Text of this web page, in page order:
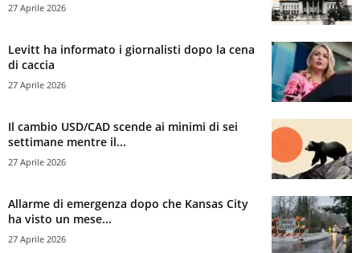
27 Aprile 2026
Levitt ha informato i giornalisti dopo la cena
di caccia
27 Aprile 2026
Il cambio USD/CAD scende ai minimi di sei
settimane mentre il...
27 Aprile 2026
Allarme di emergenza dopo che Kansas City
ha visto un mese...
27 Aprile 2026